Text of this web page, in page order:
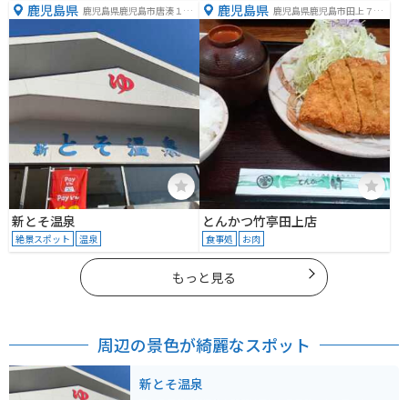
鹿児島県 鹿児島県鹿児島市唐湊１丁
新とそ温泉
絶景スポット 温泉
鹿児島県 鹿児島県鹿児島市田上７丁
目２−１４
とんかつ竹亭田上店
食事処 お肉
もっと見る
周辺の景色が綺麗なスポット
新とそ温泉